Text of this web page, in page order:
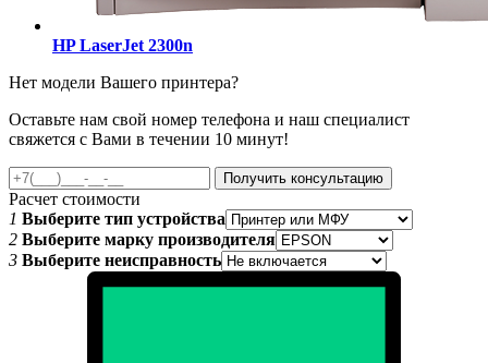
HP LaserJet 2300n
Нет модели Вашего принтера?
Оставьте нам свой номер телефона и наш специалист
свяжется с Вами в течении 10 минут!
Получить консультацию
Расчет стоимости
1 Выберите тип устройства
2 Выберите марку производителя
3 Выберите неисправность